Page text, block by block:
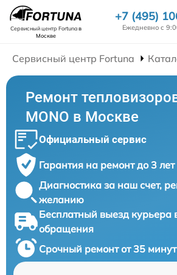
Сервисный центр Fortunaв
Москве
+7 (495)
Ежедневно с
Сервисный центр Fortuna
Ремонт
MONO в Москве
Официальный сервис
Гарантия на ремонт до 3 лет
Диагностика за наш счет,
желанию
Бесплатный выезд курьера
обращения
Срочный ремонт от 35 минут